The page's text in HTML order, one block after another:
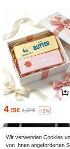
4 ,15€ 4,27€ -2%
Wir verwenden Cookies
von Ihnen angeforderten